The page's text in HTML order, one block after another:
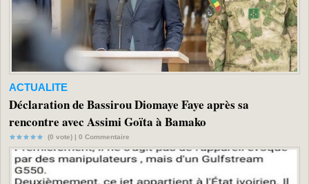
ACTUALITE
Déclaration de Bassirou Diomaye Faye après sa
rencontre avec Assimi Goïta à Bamako
(0 vote) | 0 Commentaire